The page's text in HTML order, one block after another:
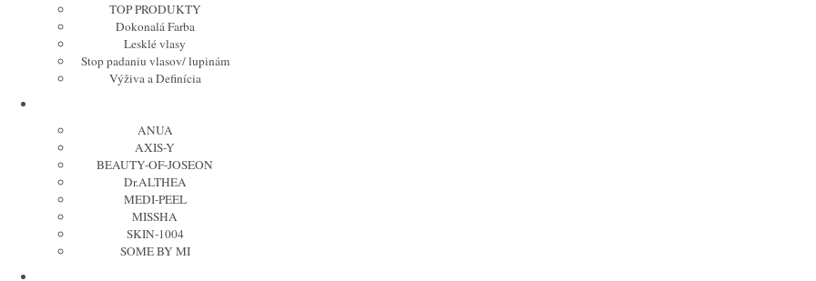
TOP PRODUKTY
Dokonalá Farba
Lesklé vlasy
Stop padaniu vlasov/ lupinám
Výživa a Definícia
ANUA
AXIS-Y
BEAUTY-OF-JOSEON
Dr.ALTHEA
MEDI-PEEL
MISSHA
SKIN-1004
SOME BY MI